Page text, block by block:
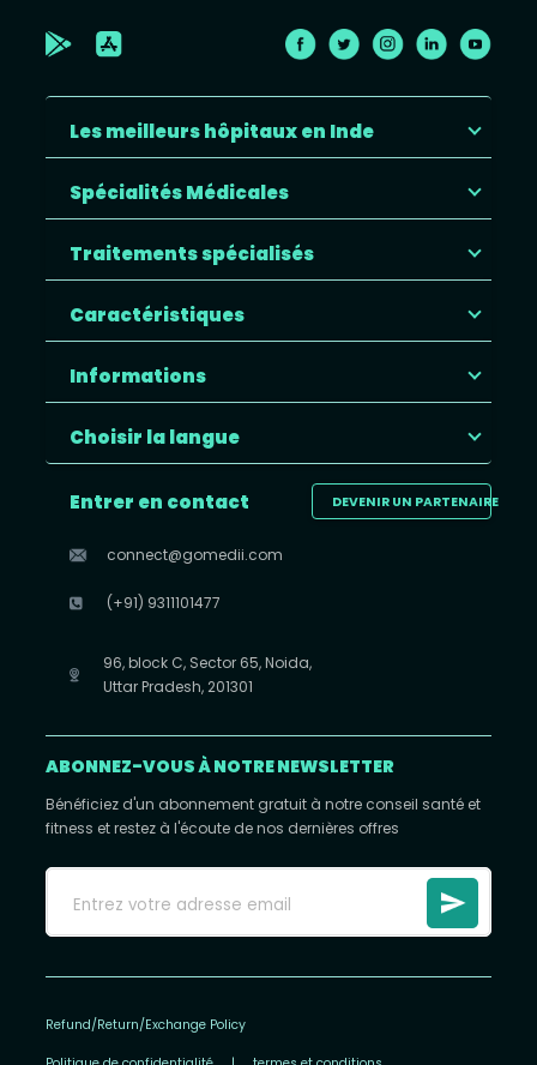
Les meilleurs hôpitaux en Inde
Spécialités Médicales
Traitements spécialisés
Caractéristiques
Informations
Choisir la langue
DEVENIR UN PARTENAIRE
Entrer en contact
connect@gomedii.com
(+91) 9311101477
96, block C, Sector 65, Noida,
Uttar Pradesh, 201301
ABONNEZ-VOUS À NOTRE NEWSLETTER
Bénéficiez d'un abonnement gratuit à notre conseil santé et
fitness et restez à l'écoute de nos dernières offres
Refund/Return/Exchange Policy